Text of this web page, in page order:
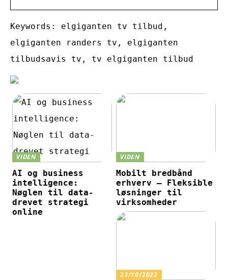
Keywords: elgiganten tv tilbud,
elgiganten randers tv, elgiganten
tilbudsavis tv, tv elgiganten tilbud
VIDEN
AI og business
intelligence:
Nøglen til data-
drevet strategi
online
VIDEN
Mobilt bredbånd
erhverv – Fleksible
løsninger til
virksomheder
23/10/2022